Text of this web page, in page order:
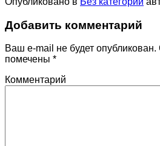
Добавить комментарий
Ваш e-mail не будет опубликован.
помечены *
Комментарий